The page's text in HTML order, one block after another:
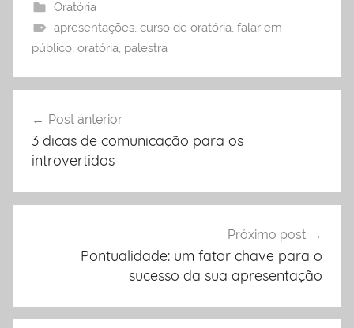
Oratória
apresentações, curso de oratória, falar em
público, oratória, palestra
de
Post
Post anterior
3 dicas de comunicação para os
introvertidos
Próximo post
Pontualidade: um fator chave para o
sucesso da sua apresentação